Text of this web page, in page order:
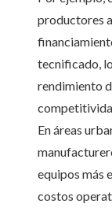
productores
tecnificado,
rendimiento
En áreas
equipos más
costos